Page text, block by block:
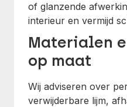
of glanzende
interieur en vermijd
Materialen
op maat
Wij adviseren over
verwijderbare lijm,